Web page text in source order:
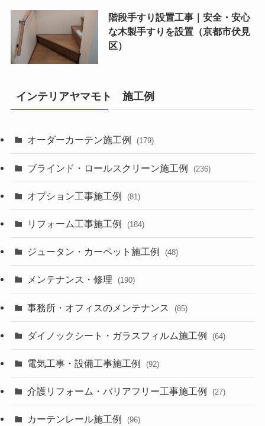
階段手すり設置工事｜安全・安心
な木製手すりを設置（京都市伏見
区）
インテリアヤマモト 施工例
オーダーカーテン施工例 (179)
ブラインド・ロールスクリーン施工例 (236)
オプション工事施工例 (81)
リフォーム工事施工例 (184)
ジュータン・カーペット施工例 (48)
メンテナンス・修理 (190)
事務所・オフィスのメンテナンス (85)
ダイノックシート・ガラスフィルム施工例 (64)
電気工事・設備工事施工例 (92)
介護リフォーム・バリアフリー工事施工例 (27)
カーテンレール施工例 (96)